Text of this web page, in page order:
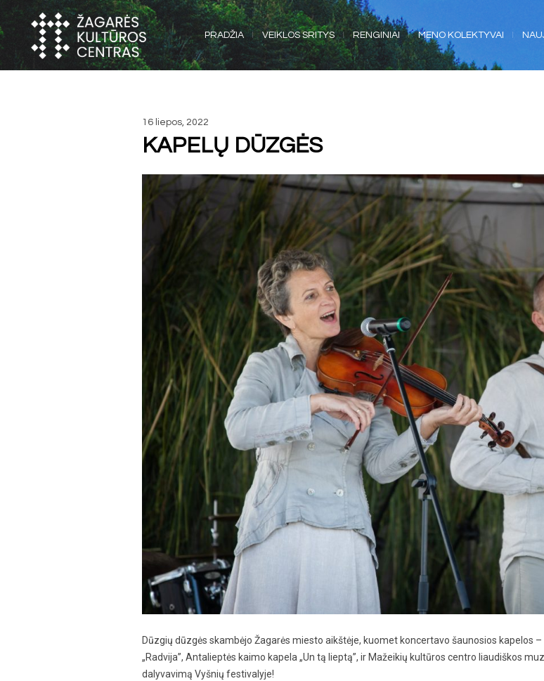
PRADŽIA VEIKLOS SRITYS RENGINIAI MENO KOLEKTYVAI
16 liepos, 2022
KAPELŲ DŪZGĖS
Dūzgių dūzgės skambėjo Žagarės miesto aikštėje, kuomet koncertavo šaunosios kapelos
„Radvija”, Antalieptės kaimo kapela „Un tą lieptą”, ir Mažeikių kultūros centro liaudiškos
dalyvavimą Vyšnių festivalyje!